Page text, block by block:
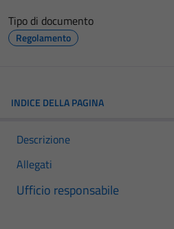
Tipo di documento
Regolamento
INDICE DELLA PAGINA
Descrizione
Allegati
Ufficio responsabile